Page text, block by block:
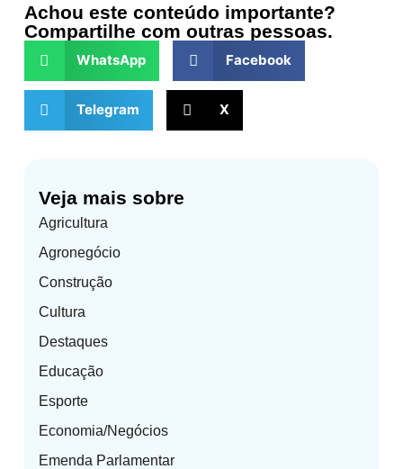
Veja mais sobre
Agricultura
Agronegócio
Construção
Cultura
Destaques
Educação
Esporte
Economia/Negócios
Emenda Parlamentar
Achou este conteúdo importante?
Compartilhe com outras pessoas.
WhatsApp Facebook
Telegram X